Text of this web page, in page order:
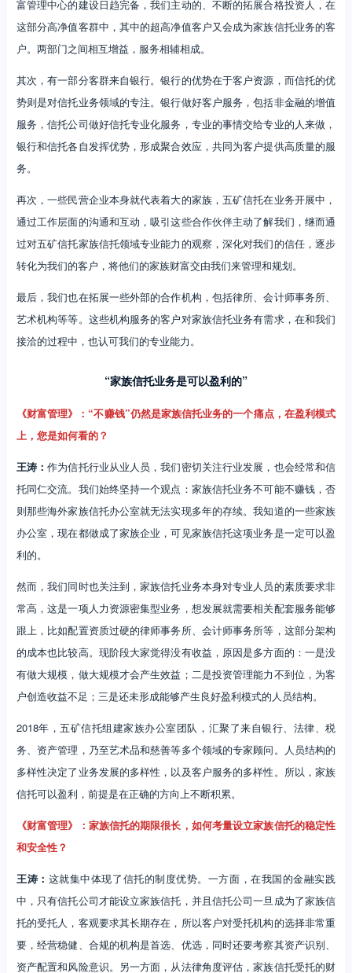
富管理中心的建设日趋完备，我们主动的、不断的拓展合格投资人，在
这部分高净值客群中，其中的超高净值客户又会成为家族信托业务的客
户。两部门之间相互增益，服务相辅相成。
其次，有一部分客群来自银行。银行的优势在于客户资源，而信托的优
势则是对信托业务领域的专注。银行做好客户服务，包括非金融的增值
服务，信托公司做好信托专业化服务，专业的事情交给专业的人来做，
银行和信托各自发挥优势，形成聚合效应，共同为客户提供高质量的服
务。
再次，一些民营企业本身就代表着大的家族，五矿信托在业务开展中，
通过工作层面的沟通和互动，吸引这些合作伙伴主动了解我们，继而通
过对五矿信托家族信托领域专业能力的观察，深化对我们的信任，逐步
转化为我们的客户，将他们的家族财富交由我们来管理和规划。
最后，我们也在拓展一些外部的合作机构，包括律所、会计师事务所、
艺术机构等等。这些机构服务的客户对家族信托业务有需求，在和我们
接洽的过程中，也认可我们的专业能力。
“家族信托业务是可以盈利的”
《财富管理》：“不赚钱”仍然是家族信托业务的一个痛点，在盈利模式
上，您是如何看的？
王涛：作为信托行业从业人员，我们密切关注行业发展，也会经常和信
托同仁交流。我们始终坚持一个观点：家族信托业务不可能不赚钱，否
则那些海外家族信托办公室就无法实现多年的存续。我知道的一些家族
办公室，现在都做成了家族企业，可见家族信托这项业务是一定可以盈
利的。
然而，我们同时也关注到，家族信托业务本身对专业人员的素质要求非
常高，这是一项人力资源密集型业务，想发展就需要相关配套服务能够
跟上，比如配置资质过硬的律师事务所、会计师事务所等，这部分架构
的成本也比较高。现阶段大家觉得没有收益，原因是多方面的：一是没
有做大规模，做大规模才会产生效益；二是投资管理能力不到位，为客
户创造收益不足；三是还未形成能够产生良好盈利模式的人员结构。
2018年，五矿信托组建家族办公室团队，汇聚了来自银行、法律、税
务、资产管理，乃至艺术品和慈善等多个领域的专家顾问。人员结构的
多样性决定了业务发展的多样性，以及客户服务的多样性。所以，家族
信托可以盈利，前提是在正确的方向上不断积累。
《财富管理》：家族信托的期限很长，如何考量设立家族信托的稳定性
和安全性？
王涛： 这就集中体现了信托的制度优势。一方面，在我国的金融实践
中，只有信托公司才能设立家族信托，并且信托公司一旦成为了家族信
托的受托人，客观要求其长期存在，所以客户对受托机构的选择非常重
要，经营稳健、合规的机构是首选、优选，同时还要考察其资产识别、
资产配置和风险意识。另一方面，从法律角度评估，家族信托受托的财